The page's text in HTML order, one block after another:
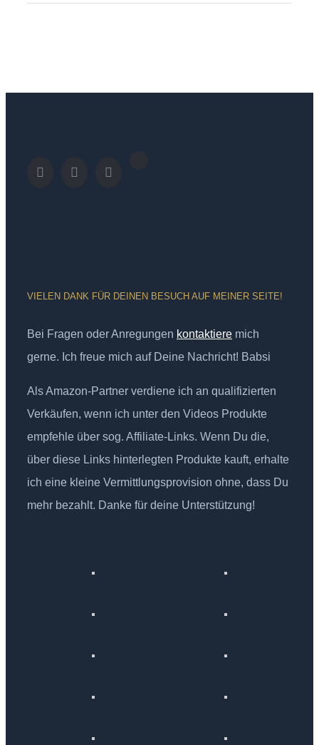
VIELEN DANK FÜR DEINEN BESUCH AUF MEINER SEITE!
Bei Fragen oder Anregungen kontaktiere mich
gerne. Ich freue mich auf Deine Nachricht! Babsi
Als Amazon-Partner verdiene ich an qualifizierten
Verkäufen, wenn ich unter den Videos Produkte
empfehle über sog. Affiliate-Links. Wenn Du die,
über diese Links hinterlegten Produkte kauft, erhalte
ich eine kleine Vermittlungsprovision ohne, dass Du
mehr bezahlt. Danke für deine Unterstützung!